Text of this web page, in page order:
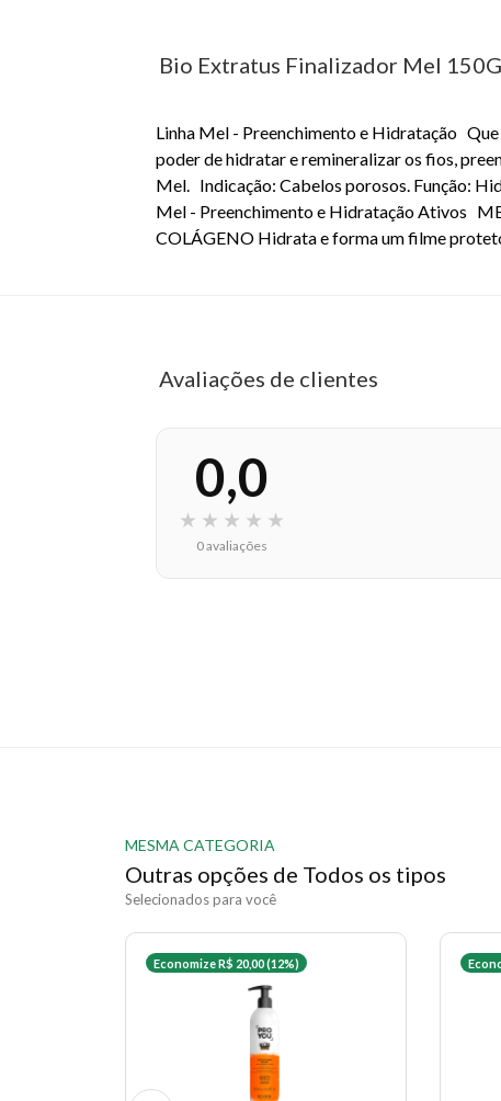
Bio Extratus Finalizador Mel 150G
Linha Mel - Preenchimento e Hidratação Que
poder de hidratar e remineralizar os fios,
Mel. Indicação: Cabelos porosos. Função:
Mel - Preenchimento e Hidratação Ativos
COLÁGENO Hidrata e forma um filme
Avaliações de clientes
0,0
★ ★ ★ ★ ★
0 avaliações
MESMA CATEGORIA
Outras opções de Todos os tipos
Selecionados para você
Economize R$ 20,00 (12%)